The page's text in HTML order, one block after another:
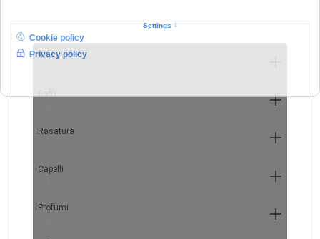
Barba
Rasatura
Capelli
Profumi